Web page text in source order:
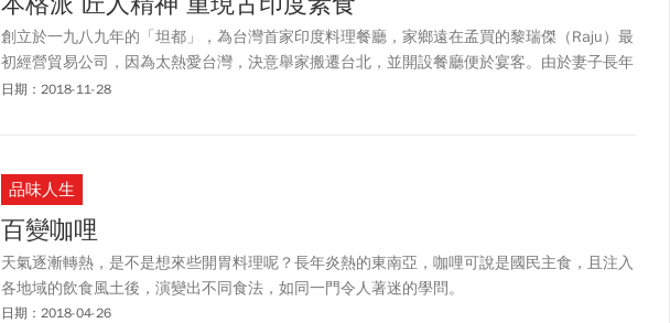
創立於一九八九年的「坦都」，為台灣首家印度料理餐廳，家鄉遠在孟買的黎瑞傑（Raju）最
初經營貿易公司，因為太熱愛台灣，決意舉家搬遷台北，並開設餐廳便於宴客。由於妻子長年
茹素，坦都也供應素食餐點，獨門的傳統香料配方，讓駐台的印度官員和僑民都為之傾倒。
日期：2018-11-28
品味人生
百變咖哩
天氣逐漸轉熱，是不是想來些開胃料理呢？長年炎熱的東南亞，咖哩可說是國民主食，且注入
各地域的飲食風土後，演變出不同食法，如同一門令人著迷的學問。
日期：2018-04-26